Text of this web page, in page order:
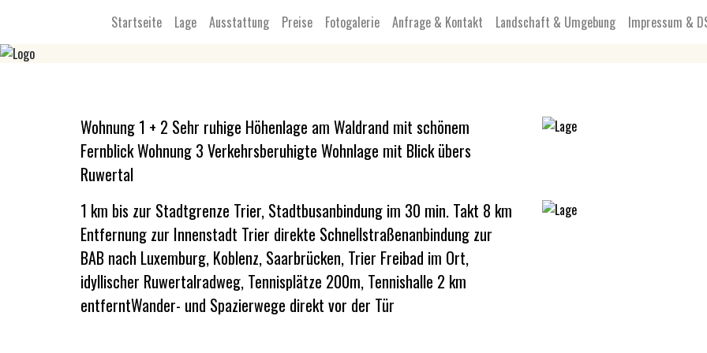
Startseite Lage Ausstattung Preise Fotogalerie Anfrage & Kontakt Landschaft & Umgebung Impressum &
Wohnung 1 + 2 Sehr ruhige Höhenlage am Waldrand mit schönem
Fernblick Wohnung 3 Verkehrsberuhigte Wohnlage mit Blick übers
Ruwertal
1 km bis zur Stadtgrenze Trier, Stadtbusanbindung im 30 min. Takt 8 km
Entfernung zur Innenstadt Trier direkte Schnellstraßenanbindung zur
BAB nach Luxemburg, Koblenz, Saarbrücken, Trier Freibad im Ort,
idyllischer Ruwertalradweg, Tennisplätze 200m, Tennishalle 2 km
entferntWander- und Spazierwege direkt vor der Tür